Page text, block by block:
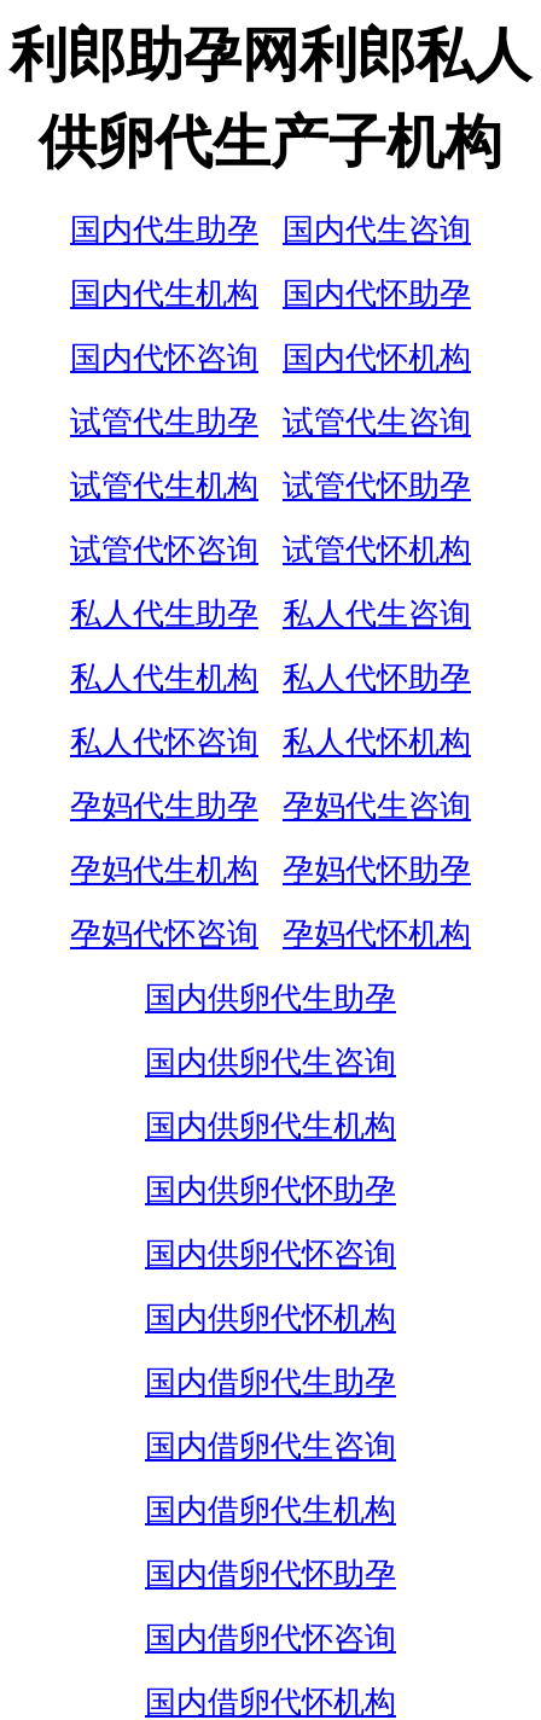
利郎助孕网利郎私人
供卵代生产子机构
国内代生助孕
国内代生咨询
国内代生机构
国内代怀助孕
国内代怀咨询
国内代怀机构
试管代生助孕
试管代生咨询
试管代生机构
试管代怀助孕
试管代怀咨询
试管代怀机构
私人代生助孕
私人代生咨询
私人代生机构
私人代怀助孕
私人代怀咨询
私人代怀机构
孕妈代生助孕
孕妈代生咨询
孕妈代生机构
孕妈代怀助孕
孕妈代怀咨询
孕妈代怀机构
国内供卵代生助孕
国内供卵代生咨询
国内供卵代生机构
国内供卵代怀助孕
国内供卵代怀咨询
国内供卵代怀机构
国内借卵代生助孕
国内借卵代生咨询
国内借卵代生机构
国内借卵代怀助孕
国内借卵代怀咨询
国内借卵代怀机构